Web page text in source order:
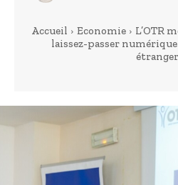
Accueil Economie
L’OTR
laissez-passer